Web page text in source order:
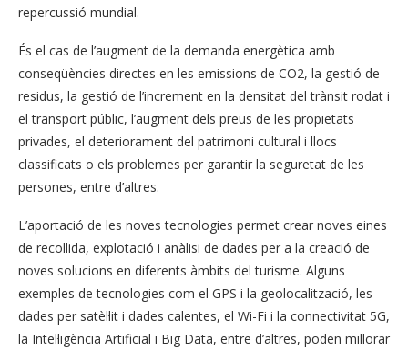
repercussió mundial.
És el cas de l’augment de la demanda energètica amb
conseqüències directes en les emissions de CO2, la gestió de
residus, la gestió de l’increment en la densitat del trànsit rodat i
el transport públic, l’augment dels preus de les propietats
privades, el deteriorament del patrimoni cultural i llocs
classificats o els problemes per garantir la seguretat de les
persones, entre d’altres.
L’aportació de les noves tecnologies permet crear noves eines
de recollida, explotació i anàlisi de dades per a la creació de
noves solucions en diferents àmbits del turisme. Alguns
exemples de tecnologies com el GPS i la geolocalització, les
dades per satèl·lit i dades calentes, el Wi-Fi i la connectivitat 5G,
la Intel·ligència Artificial i Big Data, entre d’altres, poden millorar